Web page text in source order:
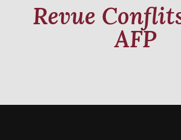
Revue
AFP